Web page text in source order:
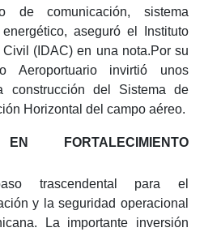
de comunicación, sistema
aseguró el Instituto
(IDAC) en una nota.Por su
Aeroportuario invirtió unos
construcción del Sistema de
Horizontal del campo aéreo.
FORTALECIMIENTO
trascendental para el
y la seguridad operacional
La importante inversión